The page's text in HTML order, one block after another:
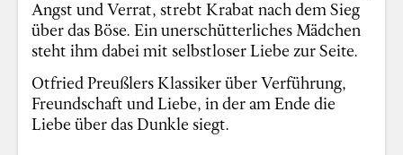
Angst und Verrat, strebt Krabat nach dem Sieg
über das Böse. Ein unerschütterliches Mädchen
steht ihm dabei mit selbstloser Liebe zur Seite.
Otfried Preußlers Klassiker über Verführung,
Freundschaft und Liebe, in der am Ende die
Liebe über das Dunkle siegt.